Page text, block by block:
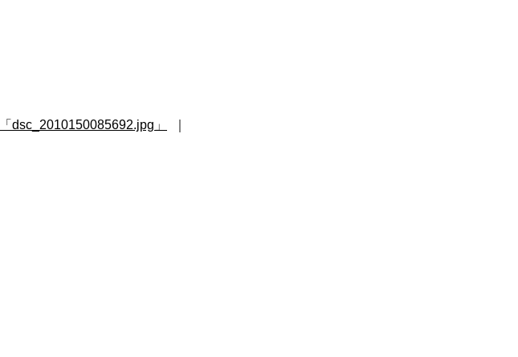
dsc_2010150085692.jpg」